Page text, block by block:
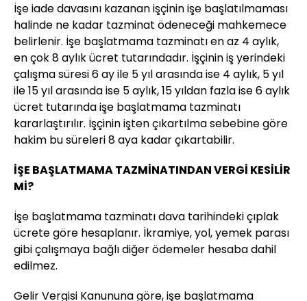
İşe iade davasını kazanan işçinin işe başlatılmaması
halinde ne kadar tazminat ödeneceği mahkemece
belirlenir. İşe başlatmama tazminatı en az 4 aylık,
en çok 8 aylık ücret tutarındadır. İşçinin iş yerindeki
çalışma süresi 6 ay ile 5 yıl arasında ise 4 aylık, 5 yıl
ile 15 yıl arasında ise 5 aylık, 15 yıldan fazla ise 6 aylık
ücret tutarında işe başlatmama tazminatı
kararlaştırılır. İşçinin işten çıkartılma sebebine göre
hakim bu süreleri 8 aya kadar çıkartabilir.
İŞE BAŞLATMAMA TAZMİNATINDAN VERGİ KESİLİR
Mİ?
İşe başlatmama tazminatı dava tarihindeki çıplak
ücrete göre hesaplanır. İkramiye, yol, yemek parası
gibi çalışmaya bağlı diğer ödemeler hesaba dahil
edilmez.
Gelir Vergisi Kanununa göre, işe başlatmama